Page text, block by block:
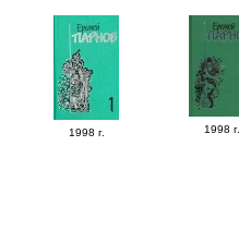
1998 г. 1998 г.